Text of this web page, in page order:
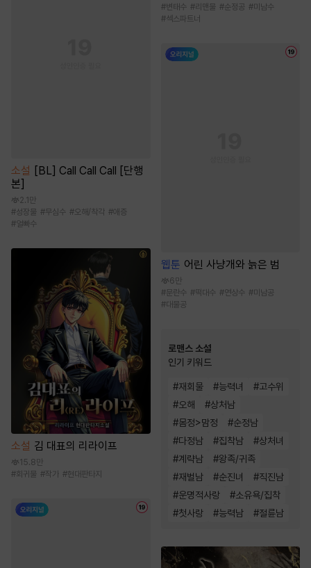
소설 [BL] Call Call Call [단행
본]
2.1만
#성장물 #무심수 #오해/착각 #애증
#얼빠수
소설 김 대표의 리라이프
15.8만
#회귀물 #작가 #현대판타지
#변태수 #리맨물 #순정공 #미남수
#섹스파트너
웹툰 어린 사냥개와 늙은 범
6만
#문란수 #떡대수 #연상수 #미남공
#대물공
로맨스 소설
인기 키워드
#재회물 #능력녀 #고수위
#오해 #상처남
#몸정>맘정 #순정남
#다정남 #집착남 #상처녀
#계략남 #왕족/귀족
#재벌남 #순진녀 #직진남
#운명적사랑 #소유욕/집착
#첫사랑 #능력남 #절륜남